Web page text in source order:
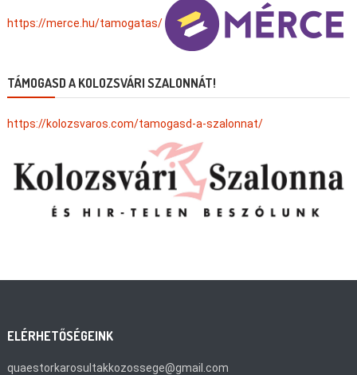
https://merce.hu/tamogatas/
TÁMOGASD A KOLOZSVÁRI SZALONNÁT!
https://kolozsvaros.com/tamogasd-a-szalonnat/
ELÉRHETŐSÉGEINK
quaestorkarosultakkozossege@gmail.com